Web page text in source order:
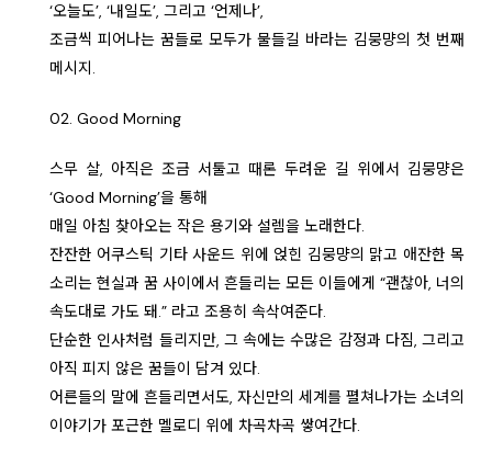
‘오늘도’, ‘내일도’, 그리고 ‘언제나’,
조금씩 피어나는 꿈들로 모두가 물들길 바라는 김뭉먕의 첫 번째
메시지.
02. Good Morning
스무 살, 아직은 조금 서툴고 때론 두려운 길 위에서 김뭉먕은
‘Good Morning’을 통해
매일 아침 찾아오는 작은 용기와 설렘을 노래한다.
잔잔한 어쿠스틱 기타 사운드 위에 얹힌 김뭉먕의 맑고 애잔한 목
소리는 현실과 꿈 사이에서 흔들리는 모든 이들에게 “괜찮아, 너의
속도대로 가도 돼.” 라고 조용히 속삭여준다.
단순한 인사처럼 들리지만, 그 속에는 수많은 감정과 다짐, 그리고
아직 피지 않은 꿈들이 담겨 있다.
어른들의 말에 흔들리면서도, 자신만의 세계를 펼쳐나가는 소녀의
이야기가 포근한 멜로디 위에 차곡차곡 쌓여간다.